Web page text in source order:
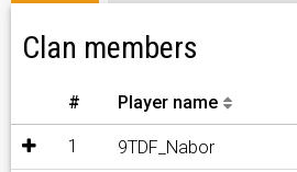
Clan members
# Player name
1 9TDF_Nabor